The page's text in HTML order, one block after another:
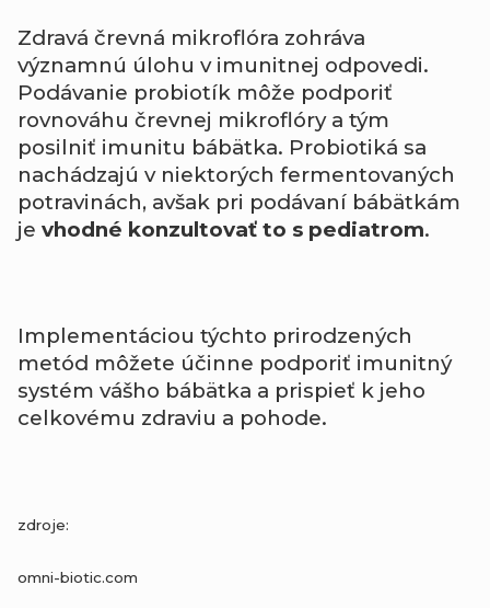
Zdravá črevná mikroflóra zohráva
významnú úlohu v imunitnej odpovedi.
Podávanie probiotík môže podporiť
rovnováhu črevnej mikroflóry a tým
posilniť imunitu bábätka. Probiotiká sa
nachádzajú v niektorých fermentovaných
potravinách, avšak pri podávaní bábätkám
je vhodné konzultovať to s pediatrom.
Implementáciou týchto prirodzených
metód môžete účinne podporiť imunitný
systém vášho bábätka a prispieť k jeho
celkovému zdraviu a pohode.
zdroje:
omni-biotic.com